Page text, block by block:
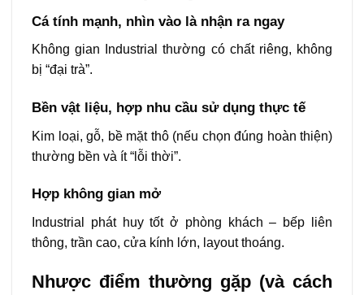
Cá tính mạnh, nhìn vào là nhận ra ngay
Không gian Industrial thường có chất riêng, không
bị “đại trà”.
Bền vật liệu, hợp nhu cầu sử dụng thực tế
Kim loại, gỗ, bề mặt thô (nếu chọn đúng hoàn thiện)
thường bền và ít “lỗi thời”.
Hợp không gian mở
Industrial phát huy tốt ở phòng khách – bếp liên
thông, trần cao, cửa kính lớn, layout thoáng.
Nhược điểm thường gặp (và cách